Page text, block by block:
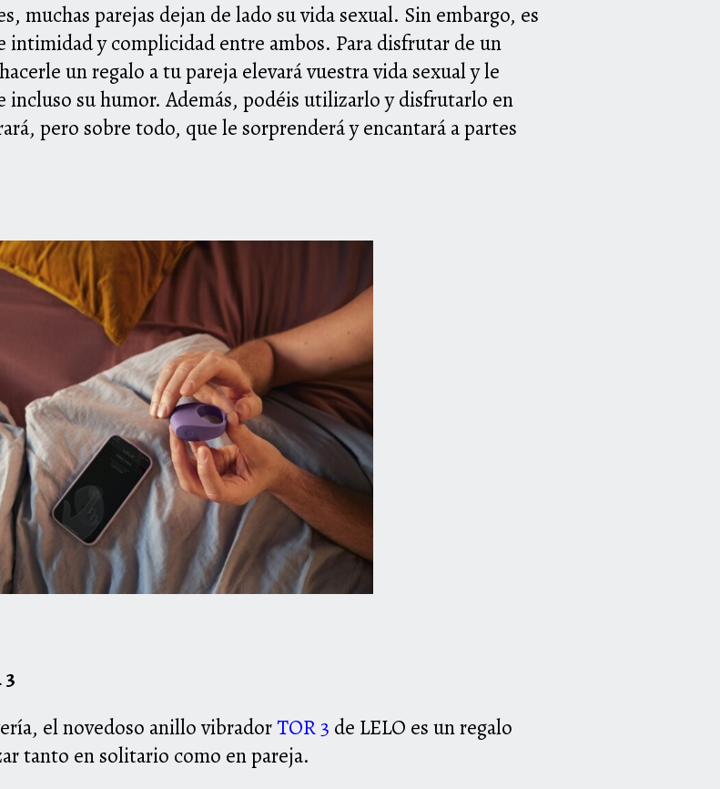
muchas parejas dejan de lado su vida sexual. Sin embargo, es
intimidad y complicidad entre ambos. Para disfrutar de un
un regalo a tu pareja elevará vuestra vida sexual y le
incluso su humor. Además, podéis utilizarlo y disfrutarlo en
pero sobre todo, que le sorprenderá y encantará a partes
el novedoso anillo vibradorTOR 3 de LELO es un regalo
tanto en solitario como en pareja.